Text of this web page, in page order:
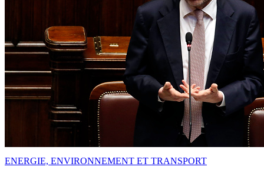
ENERGIE, ENVIRONNEMENT ET TRANSPORT